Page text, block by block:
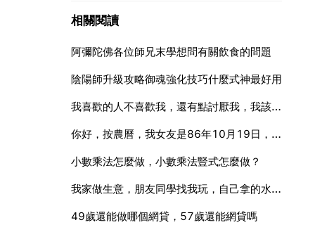
相關閱讀
阿彌陀佛各位師兄末學想問有關飲食的問題
陰陽師升級攻略御魂強化技巧什麼式神最好用
我喜歡的人不喜歡我，還有點討厭我，我該怎麼辦
你好，按農曆，我女友是86年10月19日，我是87年10月19日的，打算在今年秋天結婚，能幾個好日子麼，謝謝
小數乘法怎麼做，小數乘法豎式怎麼做？
我家做生意，朋友同學找我玩，自己拿的水喝酒喝該不該收錢
49歲還能做哪個網貸，57歲還能網貸嗎